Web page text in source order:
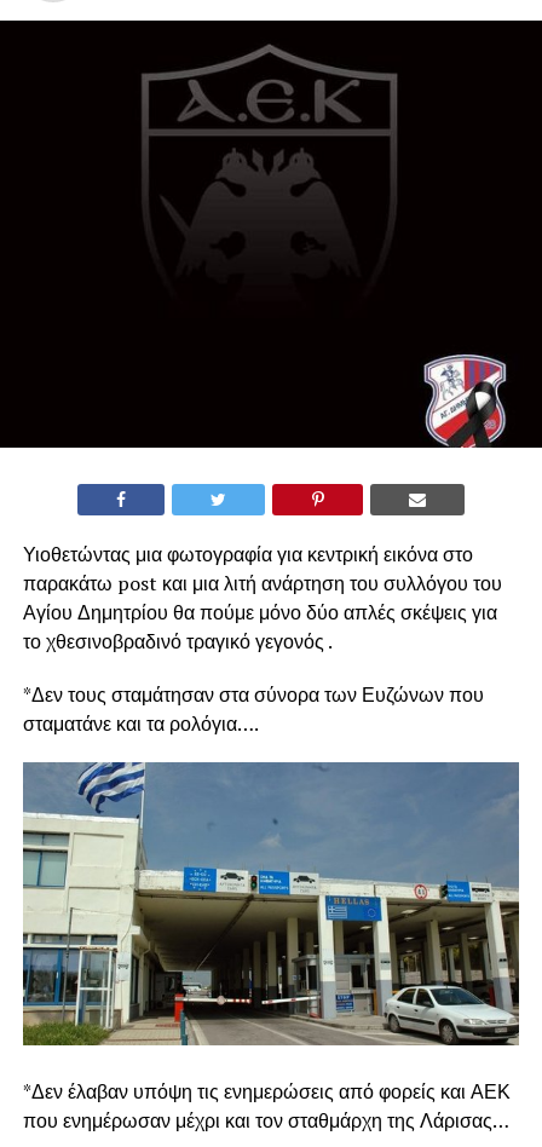
Υιοθετώντας μια φωτογραφία για κεντρική εικόνα στο
παρακάτω post και μια λιτή ανάρτηση του συλλόγου του
Αγίου Δημητρίου θα πούμε μόνο δύο απλές σκέψεις για
το χθεσινοβραδινό τραγικό γεγονός .
*Δεν τους σταμάτησαν στα σύνορα των Ευζώνων που
σταματάνε και τα ρολόγια….
*Δεν έλαβαν υπόψη τις ενημερώσεις από φορείς και ΑΕΚ
που ενημέρωσαν μέχρι και τον σταθμάρχη της Λάρισας…